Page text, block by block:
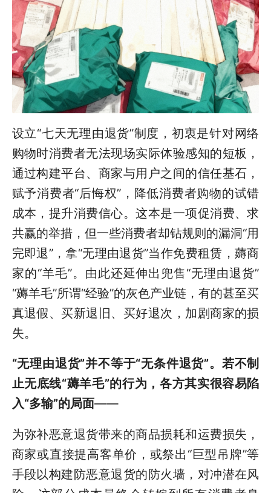
设立“七天无理由退货”制度，初衷是针对网络
购物时消费者无法现场实际体验感知的短板，
通过构建平台、商家与用户之间的信任基石，
赋予消费者“后悔权”，降低消费者购物的试错
成本，提升消费信心。这本是一项促消费、求
共赢的举措，但一些消费者却钻规则的漏洞“用
完即退”，拿“无理由退货”当作免费租赁，薅商
家的“羊毛”。由此还延伸出兜售“无理由退货”
“薅羊毛”所谓“经验”的灰色产业链，有的甚至买
真退假、买新退旧、买好退次，加剧商家的损
失。
“无理由退货”并不等于“无条件退货”。若不制
止无底线“薅羊毛”的行为，各方其实很容易陷
入“多输”的局面——
为弥补恶意退货带来的商品损耗和运费损失，
商家或直接提高客单价，或祭出“巨型吊牌”等
手段以构建防恶意退货的防火墙，对冲潜在风